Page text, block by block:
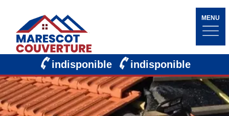
MENU
indisponible indisponible